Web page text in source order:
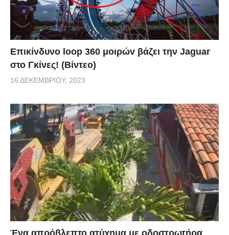
Επικίνδυνο loop 360 μοιρών βάζει την Jaguar
στο Γκίνες! (Βίντεο)
16 ΔΕΚΕΜΒΡΊΟΥ, 2023
Ένα απρόβλεπτο ατύχημα με οδοστρωτήρα